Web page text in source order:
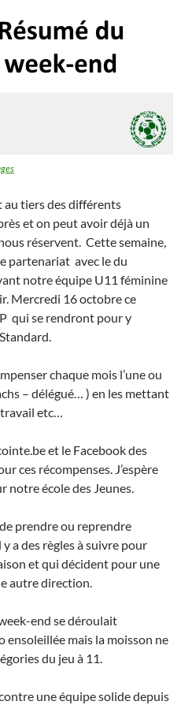
tiers des différents
et on peut avoir déjà un
réservent. Cette semaine,
partenariat avec le du
notre équipe U11 féminine
Mercredi 16 octobre ce
qui se rendront pour y
chaque mois l’une ou
– délégué… ) en les mettant
etc…
et le Facebook des
ces récompenses. J’espère
notre école des Jeunes.
prendre ou reprendre
a des règles à suivre pour
et qui décident pour une
autre direction.
end se déroulait
ensoleillée mais la moisson ne
du jeu à 11.
une équipe solide depuis